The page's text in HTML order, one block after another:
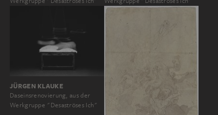
JÜRGEN KLAUKE
Daseinsrenovierung, aus der
Werkgruppe "Desaströses Ich"